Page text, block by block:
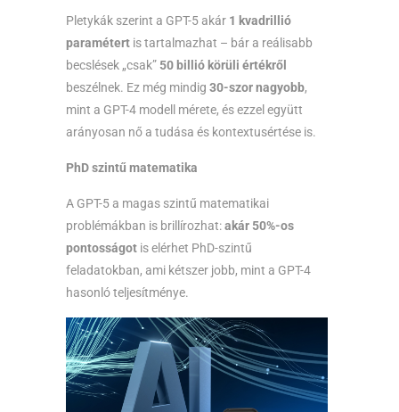
Pletykák szerint a GPT-5 akár 1 kvadrillió
paramétert is tartalmazhat – bár a reálisabb
becslések „csak”50 billió körüli értékről
beszélnek. Ez még mindig 30-szor nagyobb,
mint a GPT-4 modell mérete, és ezzel együtt
arányosan nő a tudása és kontextusértése is.
PhD szintű matematika
A GPT-5 a magas szintű matematikai
problémákban is brillírozhat:akár 50%-os
pontosságot is elérhet PhD-szintű
feladatokban, ami kétszer jobb, mint a GPT-4
hasonló teljesítménye.